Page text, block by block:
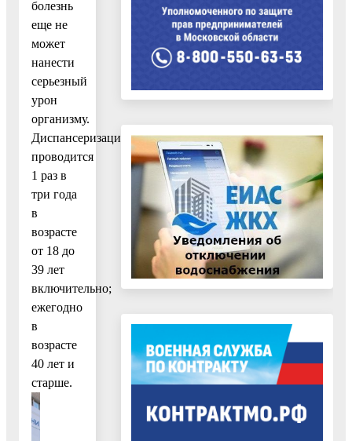
болезнь
еще не
может
нанести
серьезный
урон
организму.
Диспансеризация
проводится
1 раз в
три года
в
возрасте
от 18 до
39 лет
включительно;
ежегодно
в
возрасте
40 лет и
старше.